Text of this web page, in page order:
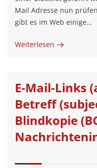
Mail Adresse nun
gibt es im Web einige…
Weiterlesen
E-Mail-Links
Betreff
Blindkopie